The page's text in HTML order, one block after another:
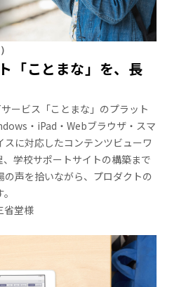
「ことまな」を、長
ービス「ことまな」のプラット
・iPad・Webブラウザ・スマ
に対応したコンテンツビューワ
学校サポートサイトの構築まで
声を拾いながら、プロダクトの
省堂様